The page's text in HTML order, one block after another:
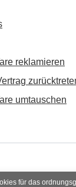
reklamieren
umtauschen
für das